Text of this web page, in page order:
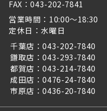
FAX：043-202-7841
営業時間：10:00～18:30
定休日：水曜日
千葉店：043-202-7840
鎌取店：043-293-7840
都賀店：043-214-7840
成田店：0476-24-7840
市原店：0436-20-7840